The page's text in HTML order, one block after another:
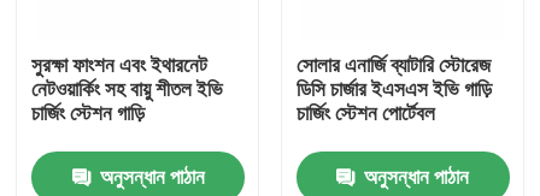
কারখানা পরিদর্শন
গুণমান নিয়ন্ত্রণ
সুরক্ষা ফাংশন এবং ইথারনেট
নেটওয়ার্কিং সহ বায়ু শীতল ইভি
চার্জিং স্টেশন গাড়ি
অনুসন্ধান পাঠান
সোলার এনার্জি ব্যাটারি স্টোরেজ
ডিসি চার্জার ইএসএস ইভি গাড়ি
চার্জিং স্টেশন পোর্টেবল
অনুসন্ধান পাঠান